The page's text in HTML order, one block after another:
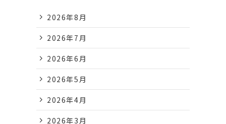
2026年8月
2026年7月
2026年6月
2026年5月
2026年4月
2026年3月